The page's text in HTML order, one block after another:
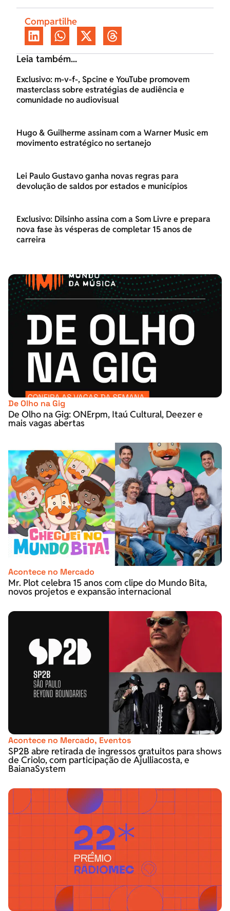
Compartilhe
Leia também...
Exclusivo: m-v-f-, Spcine e YouTube promovem
masterclass sobre estratégias de audiência e
comunidade no audiovisual
Hugo & Guilherme assinam com a Warner Music em
movimento estratégico no sertanejo
Lei Paulo Gustavo ganha novas regras para
devolução de saldos por estados e municípios
Exclusivo: Dilsinho assina com a Som Livre e prepara
nova fase às vésperas de completar 15 anos de
carreira
De Olho na Gig
De Olho na Gig: ONErpm, Itaú Cultural, Deezer e
mais vagas abertas
Acontece no Mercado
Mr. Plot celebra 15 anos com clipe do Mundo Bita,
novos projetos e expansão internacional
Acontece no Mercado, Eventos
SP2B abre retirada de ingressos gratuitos para shows
de Criolo, com participação de Ajulliacosta, e
BaianaSystem